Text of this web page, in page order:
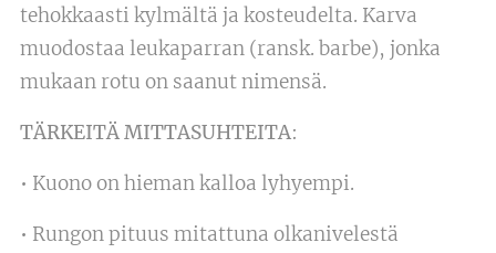
tehokkaasti kylmältä ja kosteudelta. Karva
muodostaa leukaparran (ransk. barbe), jonka
mukaan rotu on saanut nimensä.
TÄRKEITÄ MITTASUHTEITA:
• Kuono on hieman kalloa lyhyempi.
• Rungon pituus mitattuna olkanivelestä